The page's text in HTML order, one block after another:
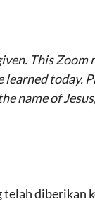
This
today.
name of
diberikan